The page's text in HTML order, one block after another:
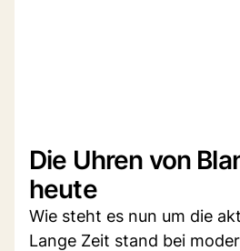
Die Uhren von
heute
Wie steht es nun um die
Lange Zeit stand bei